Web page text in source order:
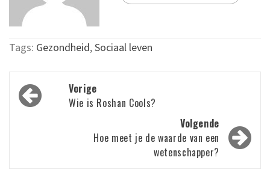
Tags: Gezondheid,Sociaal leven
Bericht
navigatie
Vorige
Wie is Roshan Cools?
Volgende
Hoe meet je de waarde van een
wetenschapper?